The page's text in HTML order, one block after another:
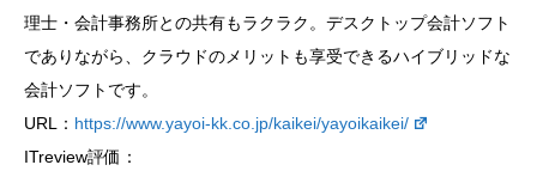
理士・会計事務所との共有もラクラク。デスクトップ会計ソフト
でありながら、クラウドのメリットも享受できるハイブリッドな
会計ソフトです。
URL： https://www.yayoi-kk.co.jp/kaikei/yayoikaikei/
ITreview評価：